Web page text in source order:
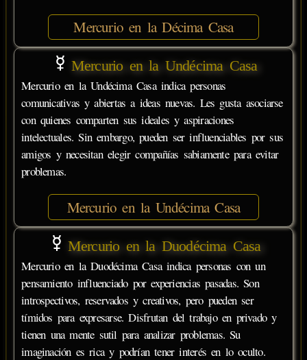
Mercurio en la Décima Casa
Mercurio en la Undécima Casa
Mercurio en la Undécima Casa indica personas
comunicativas y abiertas a ideas nuevas. Les gusta asociarse
con quienes comparten sus ideales y aspiraciones
intelectuales. Sin embargo, pueden ser influenciables por sus
amigos y necesitan elegir compañías sabiamente para evitar
problemas.
Mercurio en la Undécima Casa
Mercurio en la Duodécima Casa
Mercurio en la Duodécima Casa indica personas con un
pensamiento influenciado por experiencias pasadas. Son
introspectivos, reservados y creativos, pero pueden ser
tímidos para expresarse. Disfrutan del trabajo en privado y
tienen una mente sutil para analizar problemas. Su
imaginación es rica y podrían tener interés en lo oculto.